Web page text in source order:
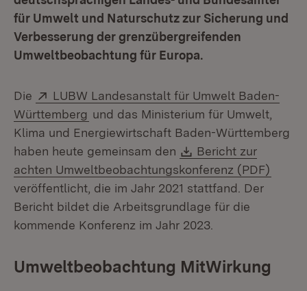
für Umwelt und Naturschutz zur Sicherung und
Verbesserung der grenzübergreifenden
Umweltbeobachtung für Europa.
Die Extern:
LUBW Landesanstalt für Umwelt Baden-
Württemberg (Öffnet in neuem Fenster)
und das Ministerium für Umwelt,
Klima und Energiewirtschaft Baden-Württemberg
haben heute gemeinsam den
Download:
Bericht zur
achten Umweltbeobachtungskonferenz (PDF)
veröffentlicht, die im Jahr 2021 stattfand. Der
Bericht bildet die Arbeitsgrundlage für die
kommende Konferenz im Jahr 2023.
Umweltbeobachtung MitWirkung